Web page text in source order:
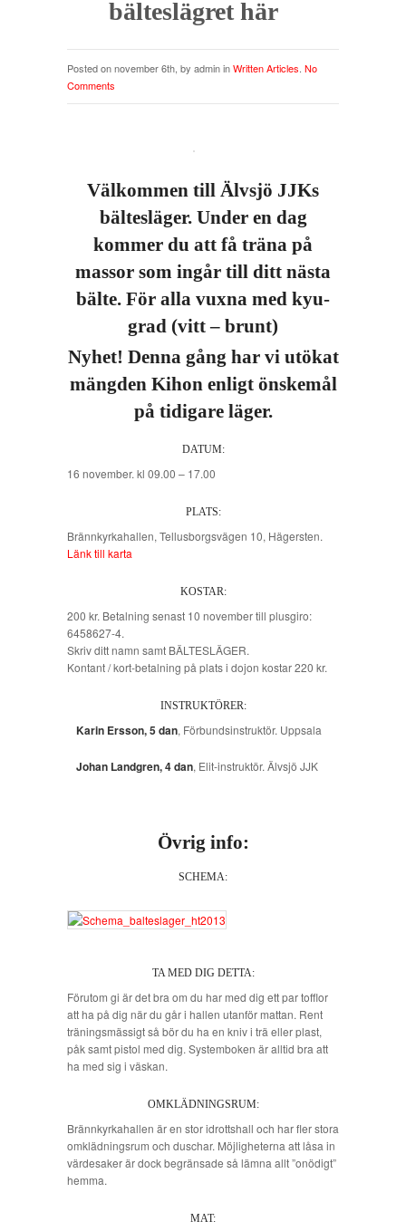
bälteslägret här
Posted on november 6th, by admin inWritten Articles No
Comments
Välkommen till Älvsjö JJKs
bältesläger. Under en dag
kommer du att få träna på
massor som ingår till ditt nästa
bälte. För alla vuxna med kyu-
grad (vitt – brunt)
Nyhet! Denna gång har vi utökat
mängden Kihon enligt önskemål
på tidigare läger.
DATUM:
16 november. kl 09.00 – 17.00
PLATS:
Brännkyrkahallen, Tellusborgsvägen 10, Hägersten.
Länk till karta
KOSTAR:
200 kr. Betalning senast 10 november till plusgiro:
6458627-4.
Skriv ditt namn samt BÄLTESLÄGER.
Kontant / kort-betalning på plats i dojon kostar 220 kr.
INSTRUKTÖRER:
Karin Ersson, 5 dan, Förbundsinstruktör. Uppsala
Johan Landgren, 4 dan, Elit-instruktör. Älvsjö JJK
Övrig info:
SCHEMA:
TA MED DIG DETTA:
Förutom gi är det bra om du har med dig ett par tofflor
att ha på dig när du går i hallen utanför mattan. Rent
träningsmässigt så bör du ha en kniv i trä eller plast,
påk samt pistol med dig. Systemboken är alltid bra att
ha med sig i väskan.
OMKLÄDNINGSRUM:
Brännkyrkahallen är en stor idrottshall och har fler stora
omklädningsrum och duschar. Möjligheterna att låsa in
värdesaker är dock begränsade så lämna allt ”onödigt”
hemma.
MAT: